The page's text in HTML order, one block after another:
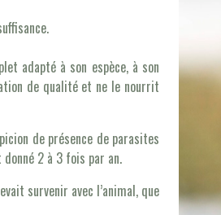
adapté à son espèce, à son
de qualité et ne le nourrit
de présence de parasites
2 à 3 fois par an.
survenir avec l’animal, que